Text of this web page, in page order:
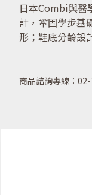
日本Combi與醫
計，鞏固學步基
形；鞋底分齡設
商品諮詢專線：